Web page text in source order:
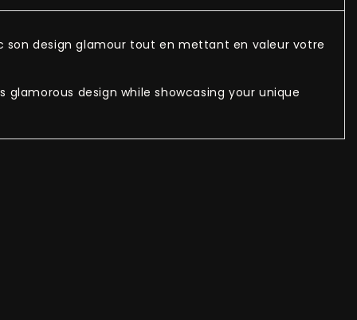
son design glamour tout en mettant en valeur votre
glamorous design while showcasing your unique